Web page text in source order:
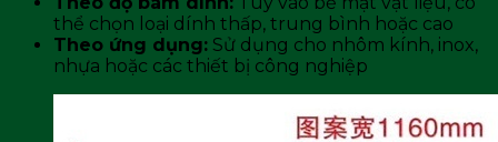
thể chọn loại dính thấp, trung bình hoặc cao
Theo ứng dụng: Sử dụng cho nhôm kính, inox,
nhựa hoặc các thiết bị công nghiệp